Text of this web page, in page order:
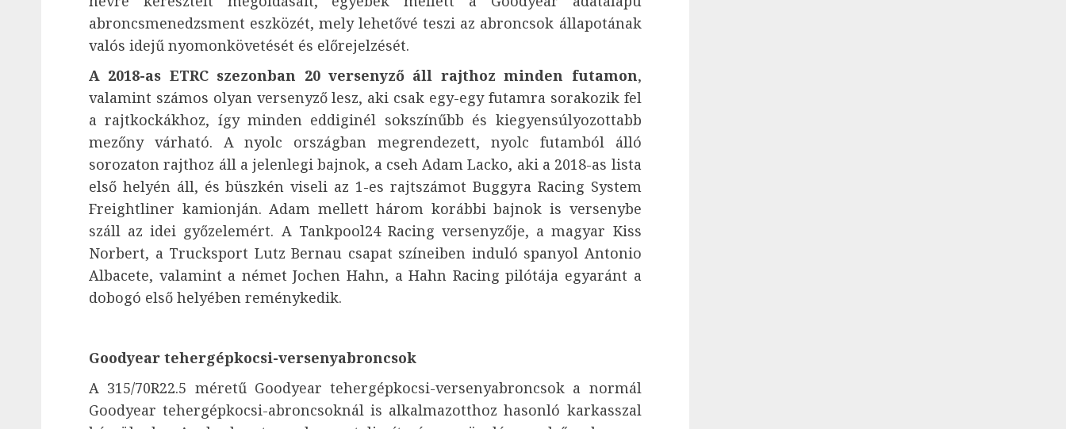
abroncsmenedzsment eszközét, mely lehetővé teszi az abroncsok állapotának
valós idejű nyomonkövetését és előrejelzését.
A 2018-as ETRC szezonban 20 versenyző áll rajthoz minden futamon,
valamint számos olyan versenyző lesz, aki csak egy-egy futamra sorakozik fel
a rajtkockákhoz, így minden eddiginél sokszínűbb és kiegyensúlyozottabb
mezőny várható. A nyolc országban megrendezett, nyolc futamból álló
sorozaton rajthoz áll a jelenlegi bajnok, a cseh Adam Lacko, aki a 2018-as lista
első helyén áll, és büszkén viseli az 1-es rajtszámot Buggyra Racing System
Freightliner kamionján. Adam mellett három korábbi bajnok is versenybe
száll az idei győzelemért. A Tankpool24 Racing versenyzője, a magyar Kiss
Norbert, a Trucksport Lutz Bernau csapat színeiben induló spanyol Antonio
Albacete, valamint a német Jochen Hahn, a Hahn Racing pilótája egyaránt a
dobogó első helyében reménykedik.
Goodyear tehergépkocsi-versenyabroncsok
A 315/70R22.5 méretű Goodyear tehergépkocsi-versenyabroncsok a normál
Goodyear tehergépkocsi-abroncsoknál is alkalmazotthoz hasonló karkasszal